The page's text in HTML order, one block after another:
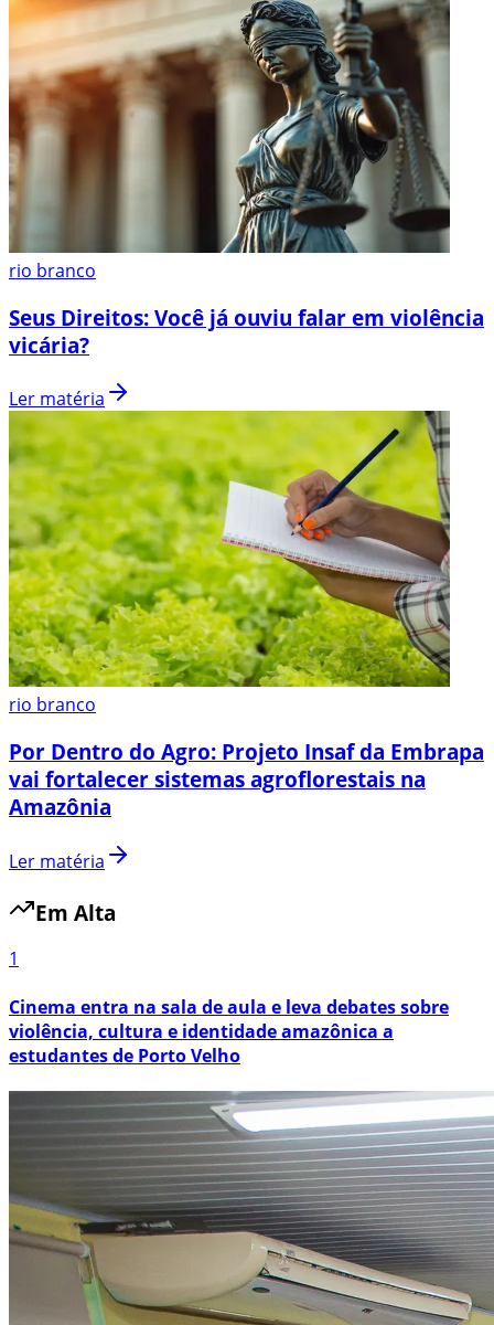
rio branco
Seus Direitos: Você já ouviu falar em violência
vicária?
Ler matéria
rio branco
Por Dentro do Agro: Projeto Insaf da Embrapa
vai fortalecer sistemas agroflorestais na
Amazônia
Ler matéria
Em Alta
1
Cinema entra na sala de aula e leva debates sobre
violência, cultura e identidade amazônica a
estudantes de Porto Velho